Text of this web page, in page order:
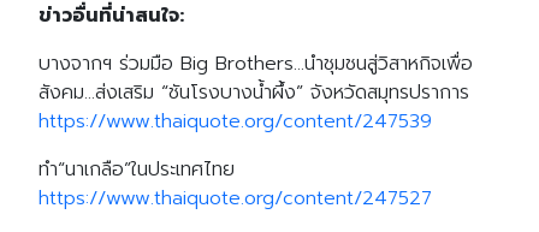
ข่าวอื่นที่น่าสนใจ:
บางจากฯ ร่วมมือ Big Brothers…นำชุมชนสู่วิสาหกิจเพื่อ
สังคม…ส่งเสริม “ชันโรงบางน้ำผึ้ง” จังหวัดสมุทรปราการ
https://www.thaiquote.org/content/247539
ทำ“นาเกลือ”ในประเทศไทย
https://www.thaiquote.org/content/247527